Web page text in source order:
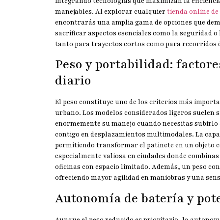
manejables. Al explorar cualquiertienda online
encontrarás una amplia gama de opciones que
sacrificar aspectos esenciales como la seguridad
tanto para trayectos cortos como para recorridos
Peso y portabilidad:
diario
El peso constituye uno de los criterios más
urbano. Los modelos considerados ligeros
enormemente su manejo cuando necesitas
contigo en desplazamientos multimodales. La
permitiendo transformar el patinete en un objeto
especialmente valiosa en ciudades donde
oficinas con espacio limitado. Además, un peso
ofreciendo mayor agilidad en maniobras y una
Autonomía de batería y